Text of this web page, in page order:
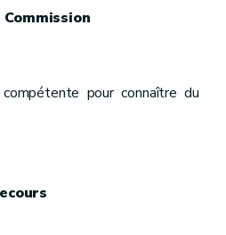
pour connaître du